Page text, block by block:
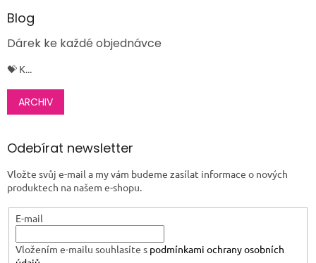
Blog
Dárek ke každé objednávce
💝 K...
ARCHIV
Odebírat newsletter
Vložte svůj e-mail a my vám budeme zasílat informace o nových
produktech na našem e-shopu.
E-mail
Vložením e-mailu souhlasíte s podmínkami ochrany osobních